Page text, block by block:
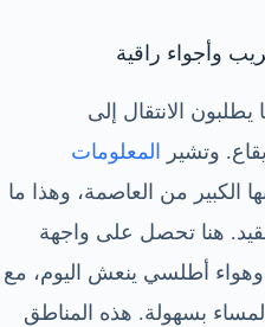
وأجواء راقية
الانتقال إلى
وتشير
المعلومات
الكبير من العاصمة، وهذا ما
هنا تحصل على واجهة
أطلسي ينعش اليوم، مع
بسهولة. هذه المناطق